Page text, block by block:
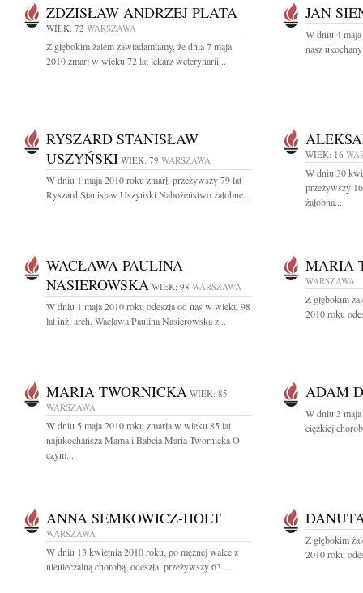
ZDZISŁAW ANDRZEJ PLATA
WIEK: 72 WARSZAWA
Z głębokim żalem zawiadamiamy, że dnia 7 maja
2010 zmarł w wieku 72 lat lekarz weterynarii...
JAN
W dniu 4
nasz
RYSZARD STANISŁAW
USZYŃSKI WIEK: 79 WARSZAWA
W dniu 1 maja 2010 roku zmarł, przeżywszy 79 lat
Ryszard Stanisław Uszyński Nabożeństwo żałobne...
WIEK: 16
W dniu 30
przeżywszy
żałobna...
WACŁAWA PAULINA
NASIEROWSKA WIEK: 98 WARSZAWA
W dniu 1 maja 2010 roku odeszła od nas w wieku 98
lat inż. arch. Wacława Paulina Nasierowska z...
MARIA
WARSZAWA
Z głębokim
2010 roku
MARIA TWORNICKA WIEK: 85
WARSZAWA
W dniu 5 maja 2010 roku zmarła w wieku 85 lat
najukochańsza Mama i Babcia Maria Twornicka O
czym...
ADAM
W dniu 3 maja
ciężkiej
ANNA SEMKOWICZ-HOLT
WARSZAWA
W dniu 13 kwietnia 2010 roku, po mężnej walce z
nieuleczalną chorobą, odeszła, przeżywszy 63...
Z głębokim
2010 roku